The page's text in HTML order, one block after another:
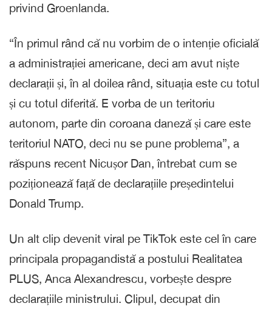
privind Groenlanda.
“În primul rând că nu vorbim de o intenție oficială
a administrației americane, deci am avut niște
declarații și, în al doilea rând, situația este cu totul
și cu totul diferită. E vorba de un teritoriu
autonom, parte din coroana daneză și care este
teritoriul NATO, deci nu se pune problema”, a
răspuns recent Nicușor Dan, întrebat cum se
poziționează față de declarațiile președintelui
Donald Trump.
Un alt clip devenit viral pe TikTok este cel în care
principala propagandistă a postului Realitatea
PLUS, Anca Alexandrescu, vorbește despre
declarațiile ministrului. Clipul, decupat din